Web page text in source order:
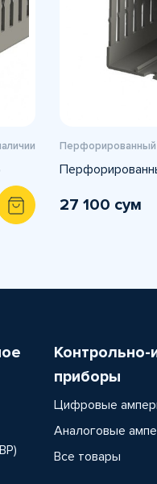
Перфорированный
27 100 сум
приборы
Цифровые
Аналоговые
Все товары